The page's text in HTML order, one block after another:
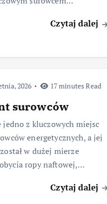
Czytaj dalej
2026 17 minutes Read
surowców
z kluczowych miejsc
energetycznych, a jej
w dużej mierze
ropy naftowej,…
Czytaj dalej